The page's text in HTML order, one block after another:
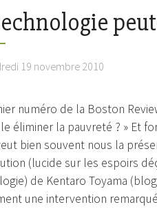
19 novembre 2010
numéro de la Boston
éliminer la pauvreté ? » Et
bien souvent nous la
(lucide sur les espoirs
de Kentaro Toyama
une intervention